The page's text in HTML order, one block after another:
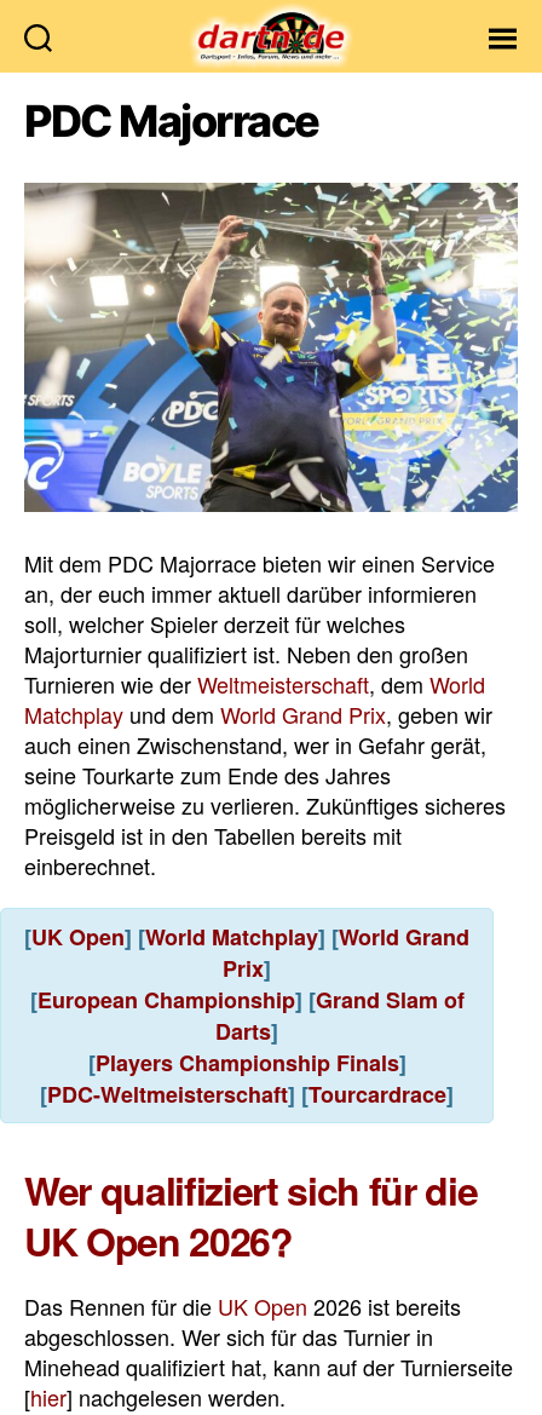
PDC Majorrace
Mit dem PDC Majorrace bieten wir einen Service
an, der euch immer aktuell darüber informieren
soll, welcher Spieler derzeit für welches
Majorturnier qualifiziert ist. Neben den großen
Turnieren wie derWeltmeisterschaft, dem World
Matchplay und dem World Grand Prix, geben wir
auch einen Zwischenstand, wer in Gefahr gerät,
seine Tourkarte zum Ende des Jahres
möglicherweise zu verlieren. Zukünftiges sicheres
Preisgeld ist in den Tabellen bereits mit
einberechnet.
[UK Open] [World Matchplay] [World Grand
Prix]
[European Championship] [Grand Slam of
Darts]
[Players Championship Finals]
[PDC-Weltmeisterschaft] [Tourcardrace]
Wer qualifiziert sich für die
UK Open 2026?
Das Rennen für die UK Open 2026 ist bereits
abgeschlossen. Wer sich für das Turnier in
Minehead qualifiziert hat, kann auf der Turnierseite
[hier] nachgelesen werden.